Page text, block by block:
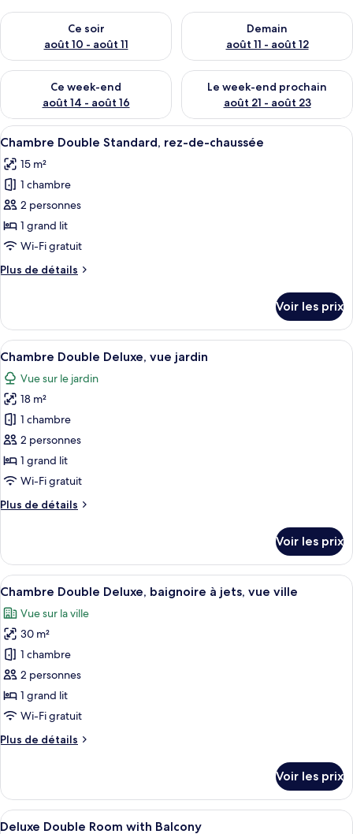
Ce soir
août 10 - août 11
Vérifier la disponibilité pour ce soir août 10 - août 11
Demain
août 11 - août 12
Vérifier la disponibilité pour
Ce week-end
août 14 - août 16
Vérifier la disponibilité pour ce week-end août 14 - août 16
Le week-end prochain
août 21 - août 23
Vérifier la disponibilité pour
Afficher
toutes
les
photos
pour
ce
type
chambre :
Standard,
rez-
de-
chaussée
Une chambre d’hôtel avec un
3
Chambre Double Standard, rez-de-chaussée
15 m²
1 chambre
2 personnes
1 grand lit
Wi-Fi gratuit
Plus de détails
Plus
le
type
de
chambre
Chambre
Double
Standard,
rez-
de-
chaussée
Voir les prix
Afficher
toutes
les
photos
pour
ce
type
de
chambre :
Chambre
vue
jardin
Une chambre d’hôtel avec un lit, un
13
Chambre Double Deluxe, vue jardin
Vue sur le jardin
18 m²
1 chambre
2 personnes
1 grand lit
Wi-Fi gratuit
Plus de détails
Plus
le
type
de
Chambre
Double
Deluxe,
vue
jardin
Voir les prix
Afficher
toutes
les
photos
pour
ce
type
de
chambre :
Chambre
baignoire
à
Une chambre d’hôtel avec un
10
Chambre Double Deluxe, baignoire à jets, vue ville
Vue sur la ville
30 m²
1 chambre
2 personnes
1 grand lit
Wi-Fi gratuit
Plus de détails
Plus
le
type
de
Voir les prix
Afficher
Une chambre d’hôtel avec deux lits,
4
Deluxe Double Room with Balcony